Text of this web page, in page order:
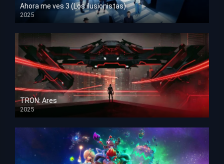
Ahora me ves 3 (Los ilusionistas)
2025
HD 1080p
TRON: Ares
2025
HD 1080p